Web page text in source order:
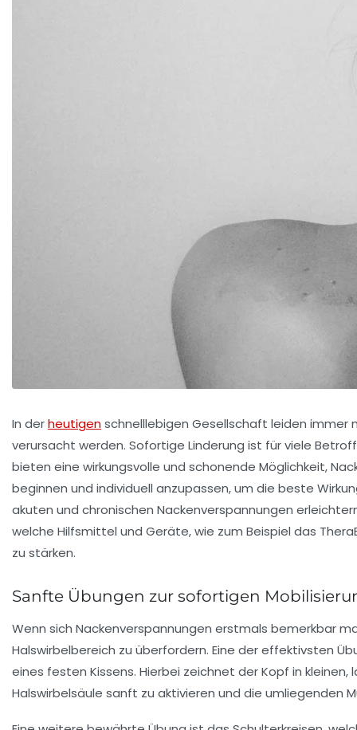
In derheutigenschnelllebigen Gesellschaft leiden immer
verursacht werden. Sofortige Linderung ist für viele
bieten eine wirkungsvolle und schonende Möglichkeit,
beginnen und individuell anzupassen, um die beste
akuten und chronischen Nackenverspannungen
welche Hilfsmittel und Geräte, wie zum Beispiel das
zu stärken.
Sanfte Übungen zur sofortigen
Wenn sich Nackenverspannungen erstmals bemerkbar
Halswirbelbereich zu überfordern. Eine der effektivsten
eines festen Kissens. Hierbei zeichnet der Kopf in
Halswirbelsäule sanft zu aktivieren und die umliegenden